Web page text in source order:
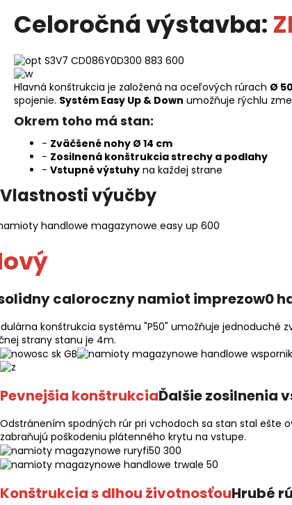
Celoročná výstavba:
Hlavná konštrukcia je založená na oceľových rúrach Ø
spojenie. Systém Easy Up & Down umožňuje rýchlu
Okrem toho má stan:
- Zväčšené nohy Ø 14 cm
- Zosilnená konštrukcia strechy a podlahy
- Vstupné výstuhy na každej strane
Vlastnosti výučby
konštrukcia systému "P50" umožňuje jednoduché
strany stanu je 4m.
Pevnejšia konštrukciaĎalšie zosilnenia
Odstránením spodných rúr pri vchodoch sa stan stal ešte
zabraňujú poškodeniu plátenného krytu na vstupe.
Konštrukcia s dlhou životnosťouHrubé